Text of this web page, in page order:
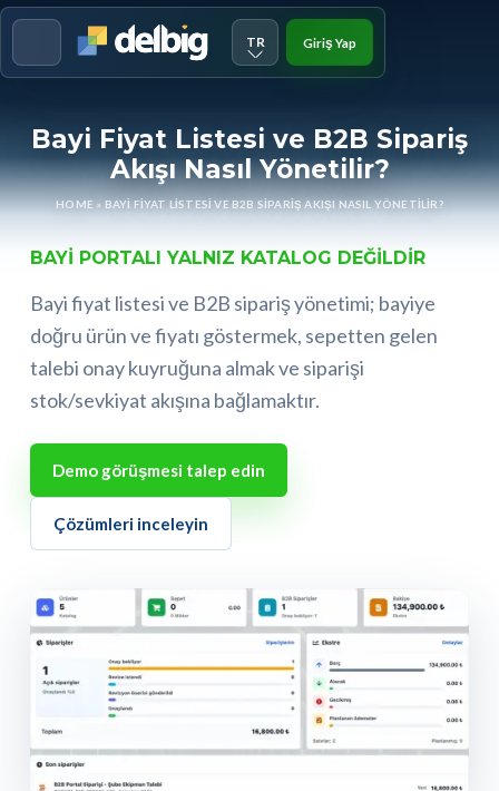
TR Giriş Yap
Bayi Fiyat Listesi ve B2B Sipariş
Akışı Nasıl Yönetilir?
HOME » BAYI FIYAT LISTESI VE B2B SIPARIŞ AKIŞI NASIL YÖNETILIR?
BAYI PORTALI YALNIZ KATALOG DEĞILDIR
Bayi fiyat listesi ve B2B sipariş yönetimi; bayiye
doğru ürün ve fiyatı göstermek, sepetten gelen
talebi onay kuyruğuna almak ve siparişi
stok/sevkiyat akışına bağlamaktır.
Demo görüşmesi talep edin
Çözümleri inceleyin